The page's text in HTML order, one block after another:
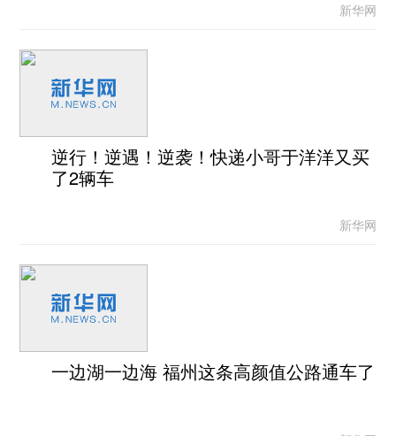
新华网
逆行！逆遇！逆袭！快递小哥于洋洋又买
了2辆车
新华网
一边湖一边海 福州这条高颜值公路通车了